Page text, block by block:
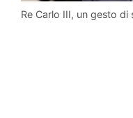
Re Carlo III, un gesto